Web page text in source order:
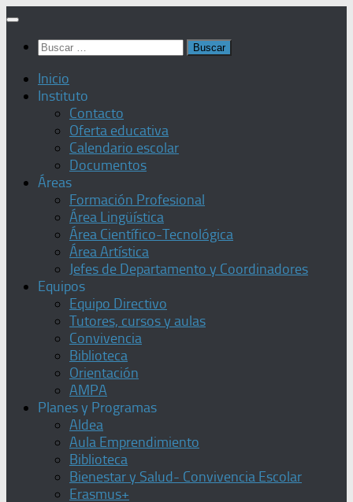
Saltar
contenido
Buscar:
Inicio
Instituto
Contacto
Oferta educativa
Calendario escolar
Documentos
Áreas
Formación Profesional
Área Lingüística
Área Científico-Tecnológica
Área Artística
Jefes de Departamento y Coordinadores
Equipos
Equipo Directivo
Tutores, cursos y aulas
Convivencia
Biblioteca
Orientación
AMPA
Planes y Programas
Aldea
Aula Emprendimiento
Biblioteca
Bienestar y Salud- Convivencia Escolar
Erasmus+